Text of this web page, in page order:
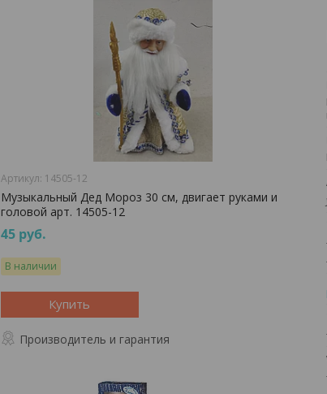
14505-12
Музыкальный Дед Мороз 30 см, двигает руками и
головой арт. 14505-12
45 руб.
В наличии
Купить
Производитель и гарантия